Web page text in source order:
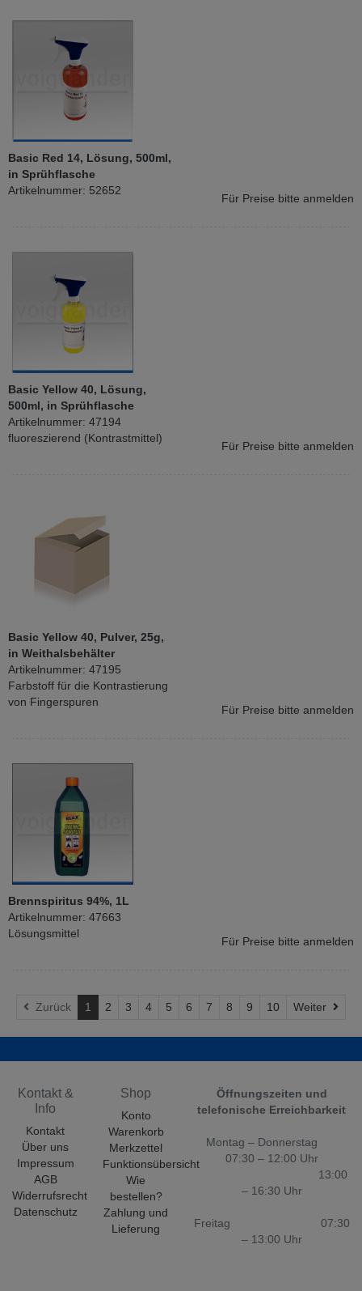
Basic Red 14, Lösung, 500ml,
in Sprühflasche
Artikelnummer: 52652
Für Preise bitte anmelden
Basic Yellow 40, Lösung,
500ml, in Sprühflasche
Artikelnummer: 47194
fluoreszierend (Kontrastmittel)
Für Preise bitte anmelden
Basic Yellow 40, Pulver, 25g,
in Weithalsbehälter
Artikelnummer: 47195
Farbstoff für die Kontrastierung
von Fingerspuren
Für Preise bitte anmelden
Brennspiritus 94%, 1L
Artikelnummer: 47663
Lösungsmittel
Für Preise bitte anmelden
Zurück 1 2 3 4 5 6 7 8 9 10 Weiter
Kontakt &
Info
Kontakt
Über uns
Impressum
AGB
Widerrufsrecht
Datenschutz
Shop
Konto
Warenkorb
Merkzettel
Funktionsübersicht
Wie
bestellen?
Zahlung und
Lieferung
Öffnungszeiten und
telefonische Erreichbarkeit
Montag – Donnerstag
07:30 – 12:00 Uhr
13:00
– 16:30 Uhr
Freitag 07:30
– 13:00 Uhr